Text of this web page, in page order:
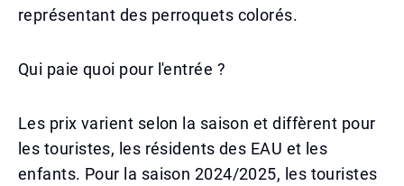
représentant des perroquets colorés.
Qui paie quoi pour l'entrée ?
Les prix varient selon la saison et diffèrent pour
les touristes, les résidents des EAU et les
enfants. Pour la saison 2024/2025, les touristes